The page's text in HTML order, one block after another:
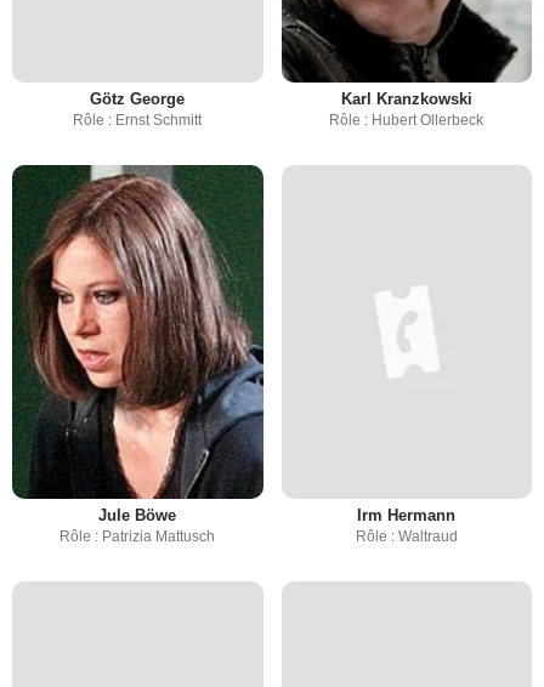
Götz George
Rôle : Ernst Schmitt
Karl Kranzkowski
Rôle : Hubert Ollerbeck
Jule Böwe
Rôle : Patrizia Mattusch
Irm Hermann
Rôle : Waltraud